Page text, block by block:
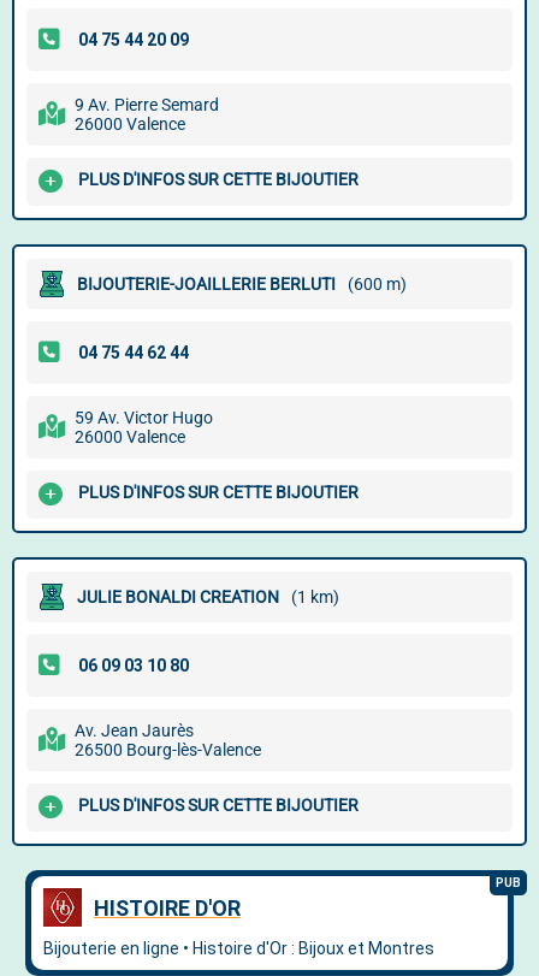
9 Av. Pierre Semard
26000 Valence
PLUS D'INFOS SUR CETTE BIJOUTIER
BIJOUTERIE-JOAILLERIE BERLUTI (600 m)
59 Av. Victor Hugo
26000 Valence
PLUS D'INFOS SUR CETTE BIJOUTIER
JULIE BONALDI CREATION (1 km)
Av. Jean Jaurès
26500 Bourg-lès-Valence
PLUS D'INFOS SUR CETTE BIJOUTIER